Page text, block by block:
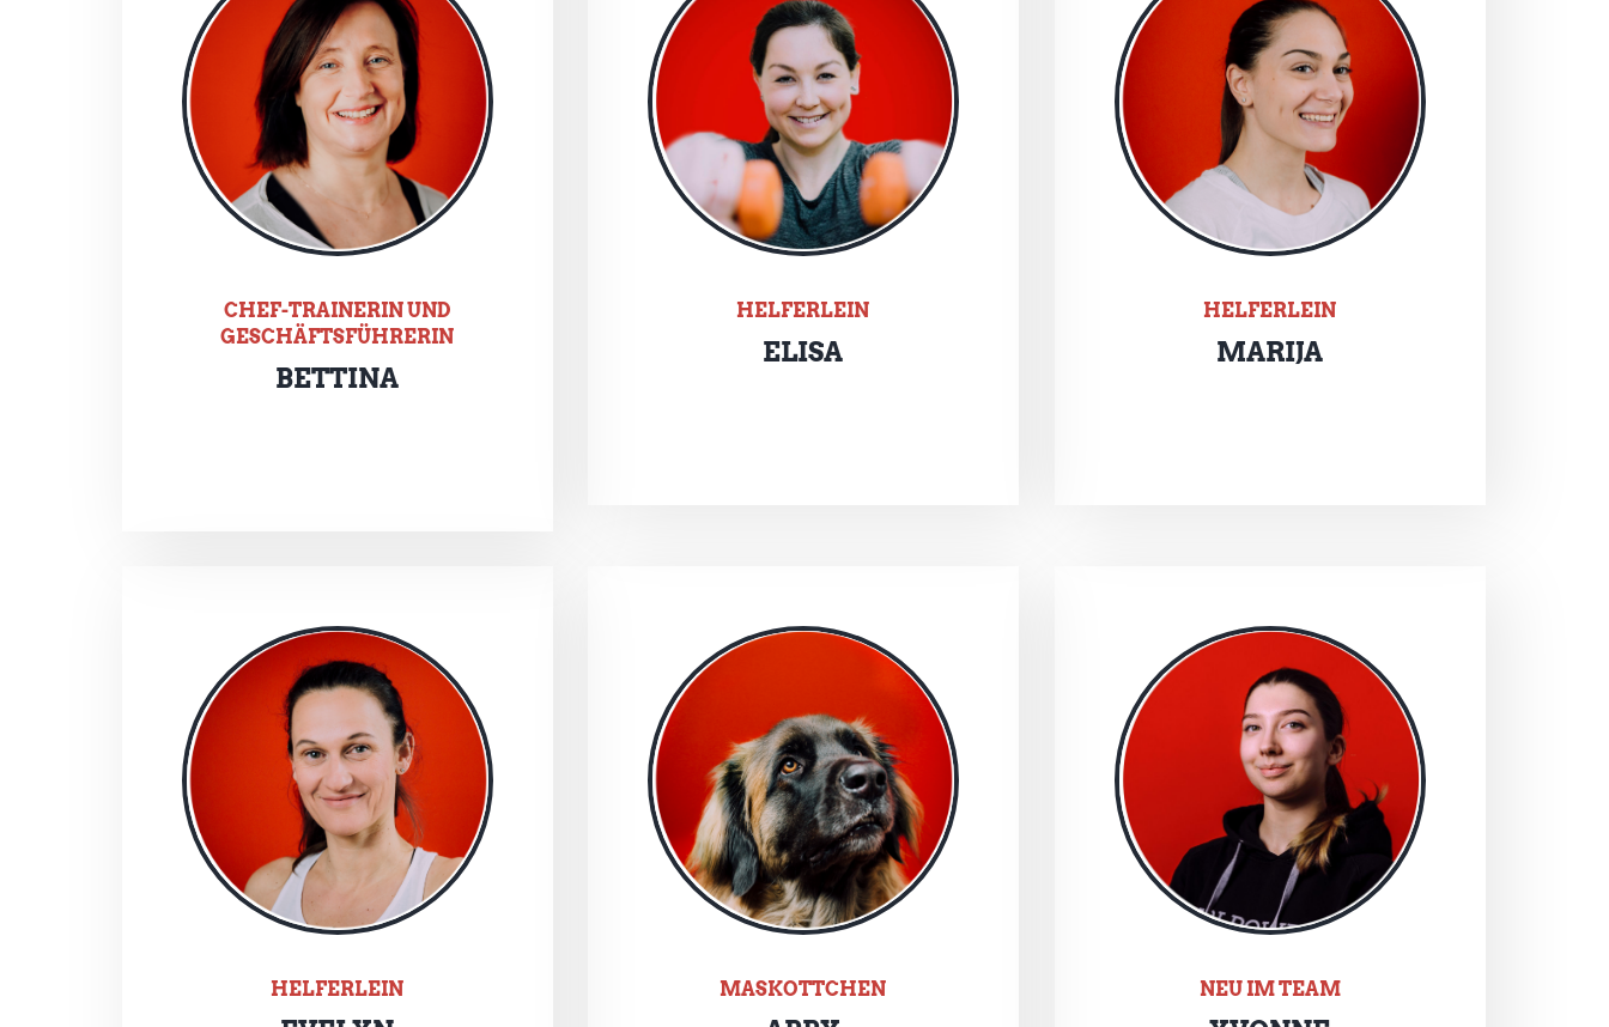
CHEF-TRAINERIN UND
GESCHÄFTSFÜHRERIN
BETTINA
HELFERLEIN
ELISA
HELFERLEIN
MARIJA
HELFERLEIN MASKOTTCHEN NEU IM TEAM